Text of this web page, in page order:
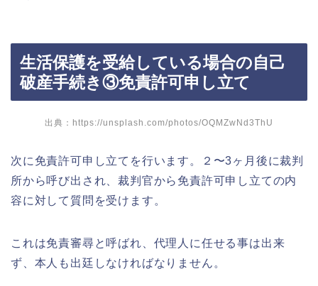
生活保護を受給している場合の自己
破産手続き③免責許可申し立て
出典：https://unsplash.com/photos/OQMZwNd3ThU
次に免責許可申し立てを行います。２〜3ヶ月後に裁判
所から呼び出され、裁判官から免責許可申し立ての内
容に対して質問を受けます。
これは免責審尋と呼ばれ、代理人に任せる事は出来
ず、本人も出廷しなければなりません。